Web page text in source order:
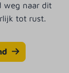
weg naar dit
tot rust.